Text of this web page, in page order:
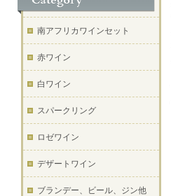
南アフリカワインセット
赤ワイン
白ワイン
スパークリング
ロゼワイン
デザートワイン
ブランデー、ビール、ジン他